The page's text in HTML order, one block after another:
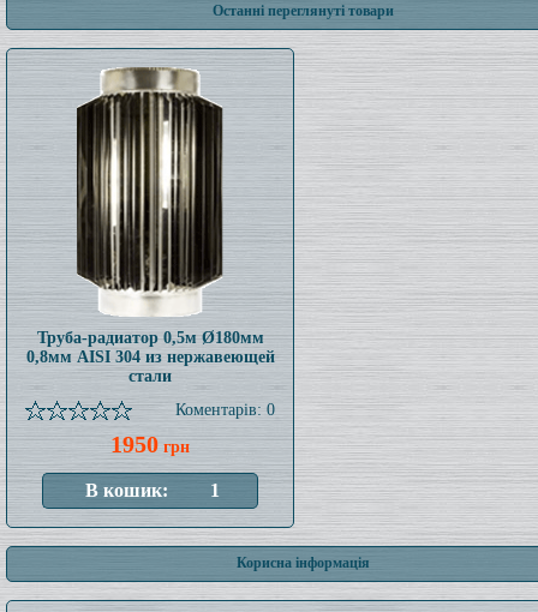
Останні переглянуті товари
Труба-радиатор 0,5м Ø180мм
0,8мм AISI 304 из нержавеющей
стали
Коментарів: 0
1950 грн
Корисна інформація